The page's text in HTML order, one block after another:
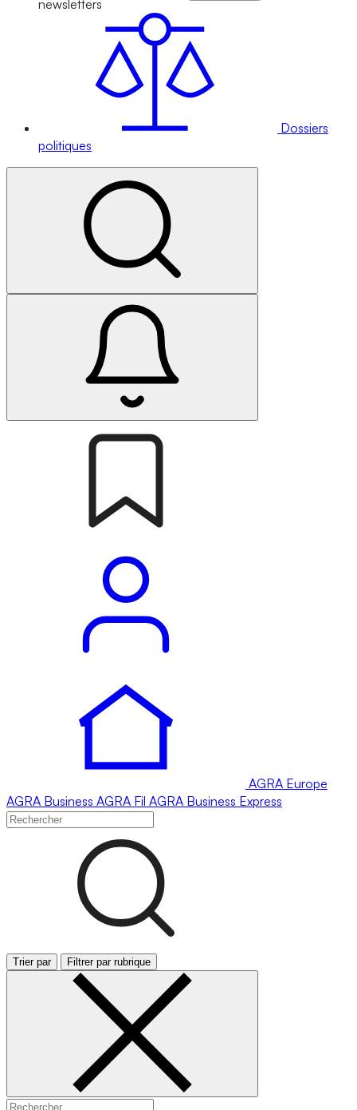
newsletters
Dossiers
politiques
AGRA Europe
AGRA Business AGRA Fil AGRA Business Express
Trier par Filtrer par rubrique